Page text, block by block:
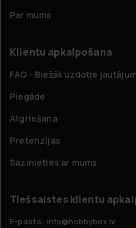
Par mums
Klientu apkalpošana
FAQ - Biežāk uzdotie
Piegāde
Atgriešana
Pretenzijas
Sazinieties ar mums
Tiešsaistes klientu
E-pasts: info@hobbybox.lv